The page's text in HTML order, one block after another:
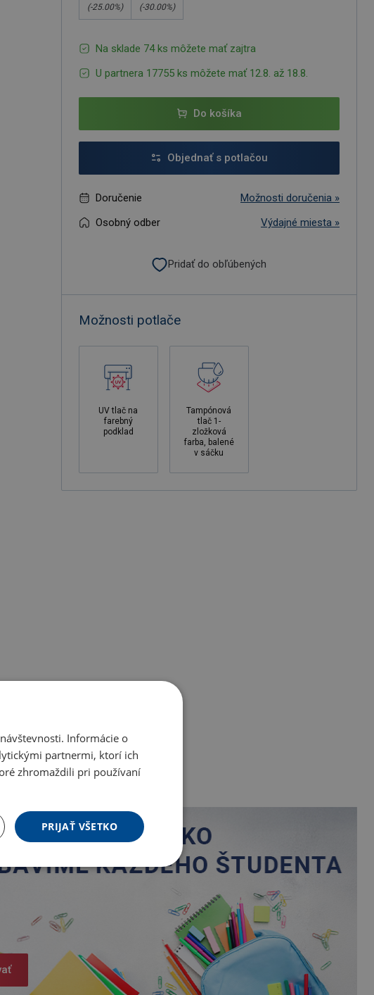
(-25.00%) (-30.00%)
Na sklade 74 ks môžete mať zajtra
U partnera 17755 ks môžete mať 12.8. až 18.8.
Do košíka
Objednať s potlačou
Doručenie
Možnosti doručenia »
Osobný odber
Výdajné miesta »
Pridať do obľúbených
Možnosti potlače
UV tlač na
farebný
podklad
Tampónová
tlač 1-
zložková
farba, balené
v sáčku
Informácie o
partnermi, ktorí ich
zhromaždili pri používaní
PRIJAŤ VŠETKO